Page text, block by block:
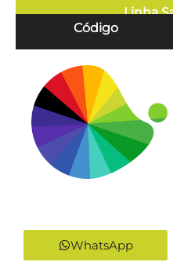
Linha
Código
WhatsApp